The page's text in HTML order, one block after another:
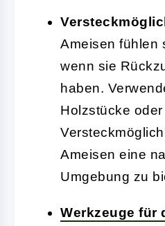
Ameisen fühlen
wenn sie
haben.
Holzstücke
Ameisen eine
Umgebung zu
Werkzeuge für